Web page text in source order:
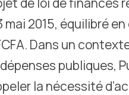
2015, équilibré
Dans un
publiques,
la nécessité